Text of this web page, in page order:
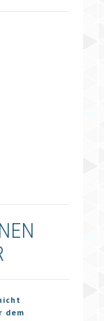
dem